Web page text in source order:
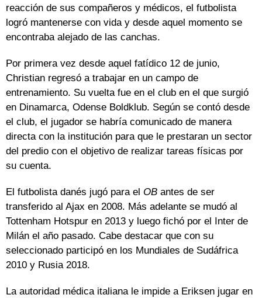
reacción de sus compañeros y médicos, el futbolista
logró mantenerse con vida y desde aquel momento se
encontraba alejado de las canchas.
Por primera vez desde aquel fatídico 12 de junio,
Christian regresó a trabajar en un campo de
entrenamiento. Su vuelta fue en el club en el que surgió
en Dinamarca, Odense Boldklub. Según se contó desde
el club, el jugador se habría comunicado de manera
directa con la institución para que le prestaran un sector
del predio con el objetivo de realizar tareas físicas por
su cuenta.
El futbolista danés jugó para el OB antes de ser
transferido al Ajax en 2008. Más adelante se mudó al
Tottenham Hotspur en 2013 y luego fichó por el Inter de
Milán el año pasado. Cabe destacar que con su
seleccionado participó en los Mundiales de Sudáfrica
2010 y Rusia 2018.
La autoridad médica italiana le impide a Eriksen jugar en